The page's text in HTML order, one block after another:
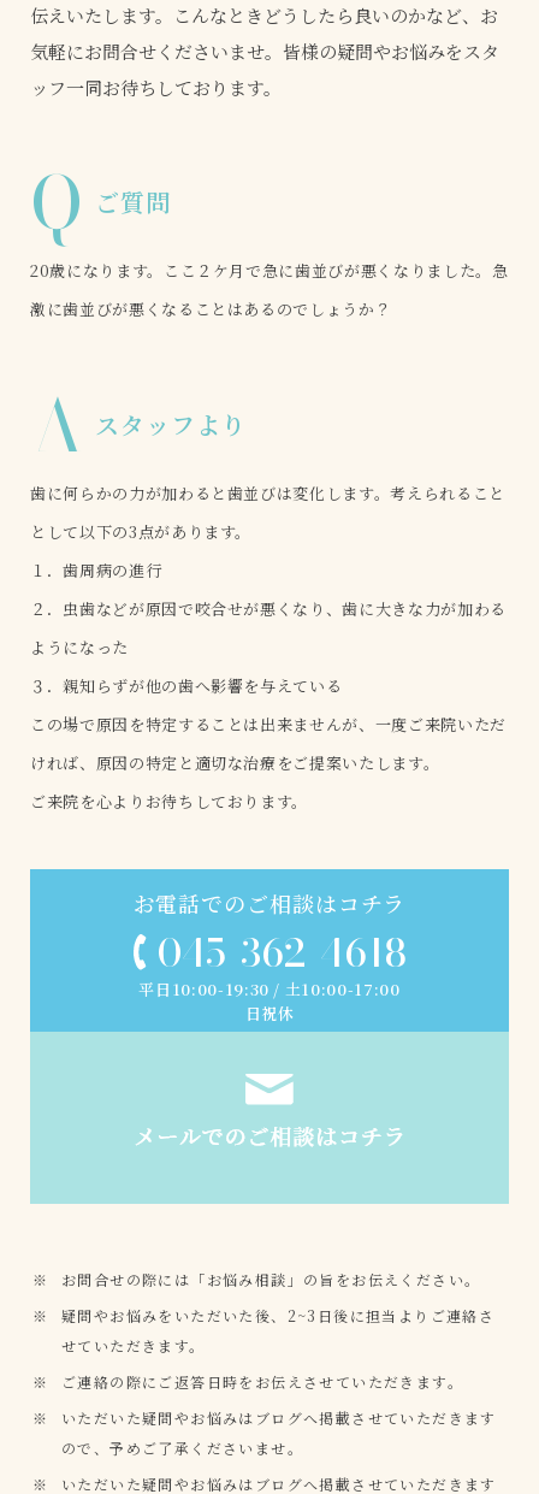
伝えいたします。こんなときどうしたら良いのかなど、お
気軽にお問合せくださいませ。皆様の疑問やお悩みをスタ
ッフ一同お待ちしております。
Q ご質問
20歳になります。ここ２ケ月で急に歯並びが悪くなりました。急
激に歯並びが悪くなることはあるのでしょうか？
A スタッフより
歯に何らかの力が加わると歯並びは変化します。考えられること
として以下の3点があります。
１．歯周病の進行
２．虫歯などが原因で咬合せが悪くなり、歯に大きな力が加わる
ようになった
３．親知らずが他の歯へ影響を与えている
この場で原因を特定することは出来ませんが、一度ご来院いただ
ければ、原因の特定と適切な治療をご提案いたします。
ご来院を心よりお待ちしております。
お電話でのご相談はコチラ
045-362-4618
平日10:00-19:30 / 土10:00-17:00
日祝休
お問合せの際には「お悩み相談」の旨をお伝えください。
疑問やお悩みをいただいた後、2~3日後に担当よりご連絡さ
せていただきます。
ご連絡の際にご返答日時をお伝えさせていただきます。
いただいた疑問やお悩みはブログへ掲載させていただきます
ので、予めご了承くださいませ。
いただいた疑問やお悩みはブログへ掲載させていただきます